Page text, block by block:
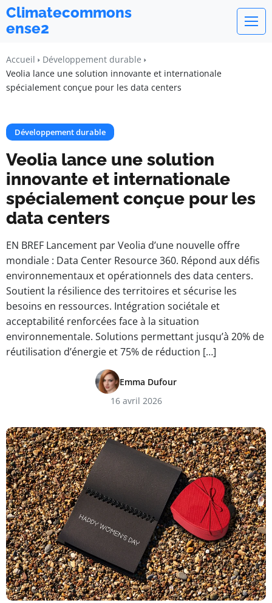
Climatecommons
ense2
Accueil
Développement durable
Veolia lance une solution innovante et internationale
spécialement conçue pour les data centers
Développement durable
Veolia lance une solution
innovante et internationale
spécialement conçue pour les
data centers
EN BREF Lancement par Veolia d’une nouvelle offre
mondiale : Data Center Resource 360. Répond aux défis
environnementaux et opérationnels des data centers.
Soutient la résilience des territoires et sécurise les
besoins en ressources. Intégration sociétale et
acceptabilité renforcées face à la situation
environnementale. Solutions permettant jusqu’à 20% de
réutilisation d’énergie et 75% de réduction […]
Emma Dufour
16 avril 2026